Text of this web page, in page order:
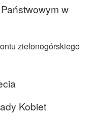
w
zielonogórskiego
Kobiet